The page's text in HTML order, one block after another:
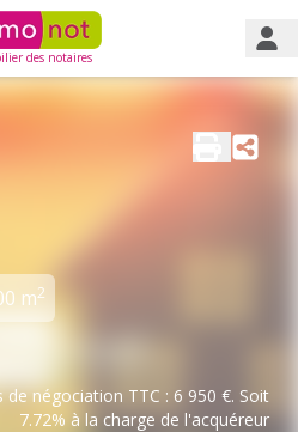
des notaires
m2
négociation TTC : 6 950 €. Soit
7.72% à la charge de l'acquéreur